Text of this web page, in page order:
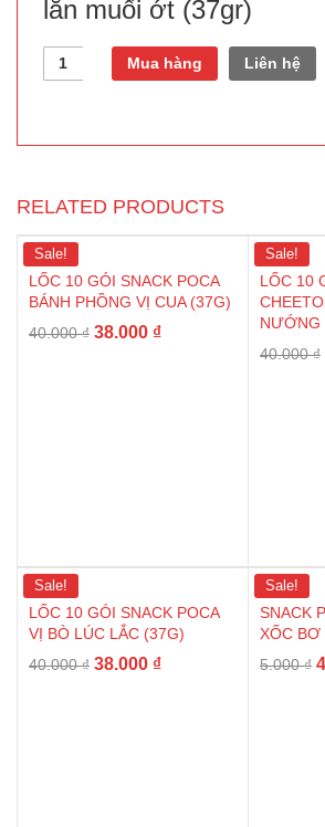
lăn muối ớt (37gr)
Quantity Mua hàng Liên hệ
RELATED PRODUCTS
Sale!
LỐC 10 GÓI SNACK POCA
BÁNH PHỒNG VỊ CUA (37G)
40.000₫ 38.000 ₫
Sale!
LỐC 10
NƯỚNG
40.000₫
Sale!
LỐC 10 GÓI SNACK POCA
VỊ BÒ LÚC LẮC (37G)
40.000₫ 38.000 ₫
Sale!
SNACK
XỐC BƠ
5.000₫